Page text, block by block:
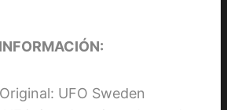
INFORMACIÓN:
UFO Sweden